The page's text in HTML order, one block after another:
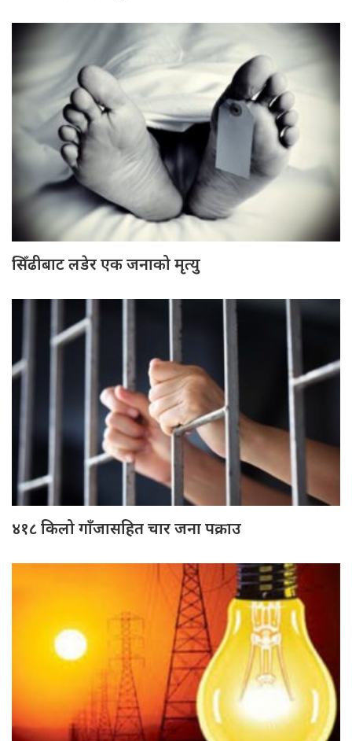
सिँढीबाट लडेर एक जनाको मृत्यु
४१८ किलो गाँजासहित चार जना पक्राउ